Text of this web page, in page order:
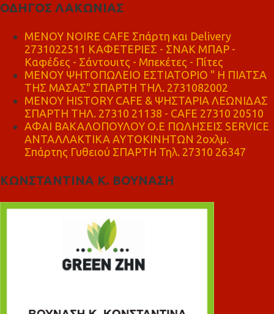
ΟΔΗΓΟΣ ΛΑΚΩΝΙΑΣ
MENOY NOIRE CAFE Σπάρτη και Delivery
2731022511 ΚΑΦΕΤΕΡΙΕΣ - ΣΝΑΚ ΜΠΑΡ -
Καφέδες - Σάντουιτς - Μπεκέτες - Πίτες
ΜΕΝΟΥ ΨΗΤΟΠΩΛΕΙΟ ΕΣΤΙΑΤΟΡΙΟ " Η ΠΙΑΤΣΑ
ΤΗΣ ΜΑΣΑΣ" ΣΠΑΡΤΗ ΤΗΛ. 2731082002
ΜΕΝΟΥ HISTORY CAFE & ΨΗΣΤΑΡΙΑ ΛΕΩΝΙΔΑΣ
ΣΠΑΡΤΗ ΤΗΛ. 27310 21138 - CAFE 27310 20510
ΑΦΑΙ ΒΑΚΑΛΟΠΟΥΛΟΥ Ο.Ε ΠΩΛΗΣΕΙΣ SERVICE
ΑΝΤΑΛΛΑΚΤΙΚΑ ΑΥΤΟΚΙΝΗΤΩΝ 2οχλμ.
Σπάρτης Γυθειού ΣΠΑΡΤΗ Τηλ. 27310 26347
ΚΩΝΣΤΑΝΤΙΝΑ Κ. ΒΟΥΝΑΣΗ